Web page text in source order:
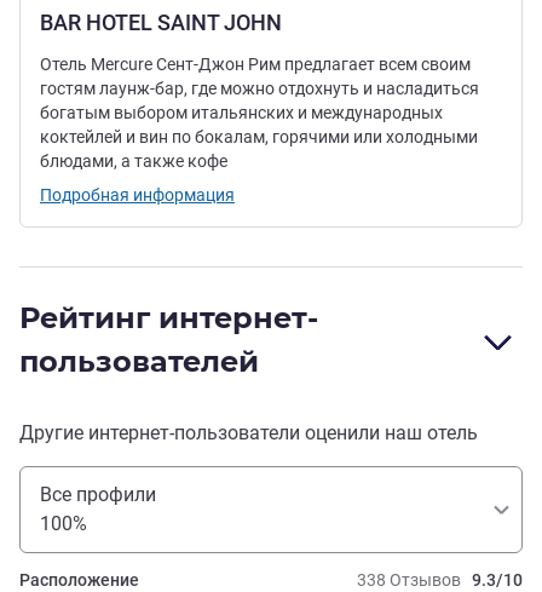
BAR HOTEL SAINT JOHN
Отель Mercure Сент-Джон Рим предлагает всем своим
гостям лаунж-бар, где можно отдохнуть и насладиться
богатым выбором итальянских и международных
коктейлей и вин по бокалам, горячими или холодными
блюдами, а также кофе
Подробная информация
Рейтинг интернет-
пользователей
Другие интернет-пользователи оценили наш отель
Все профили
100%
338 Отзывов 9.3/10
Расположение